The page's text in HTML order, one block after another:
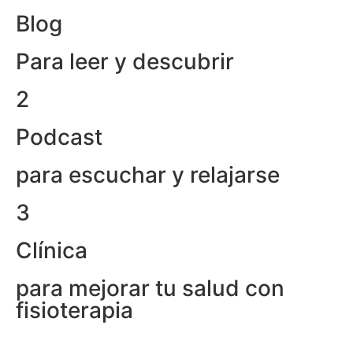
Blog
Para leer y descubrir
2
Podcast
para escuchar y relajarse
3
Clínica
para mejorar tu salud con
fisioterapia